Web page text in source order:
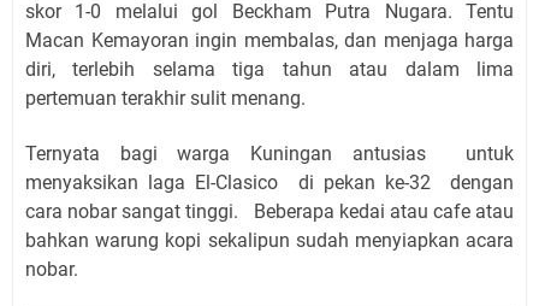
skor 1-0 melalui gol Beckham Putra Nugara. Tentu
Macan Kemayoran ingin membalas, dan menjaga harga
diri, terlebih selama tiga tahun atau dalam lima
pertemuan terakhir sulit menang.
Ternyata bagi warga Kuningan antusias untuk
menyaksikan laga El-Clasico di pekan ke-32 dengan
cara nobar sangat tinggi. Beberapa kedai atau cafe atau
bahkan warung kopi sekalipun sudah menyiapkan acara
nobar.